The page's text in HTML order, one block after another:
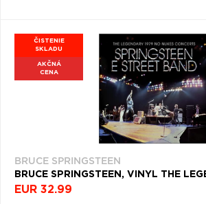
ČISTENIE
SKLADU
AKČNÁ
CENA
BRUCE SPRINGSTEEN
EUR 32.99